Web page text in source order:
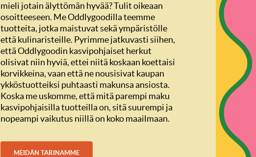
mieli jotain älyttömän hyvää? Tulit oikeaan
osoitteeseen. Me Oddlygoodilla teemme
tuotteita, jotka maistuvat sekä ympäristölle
että kulinaristeille. Pyrimme jatkuvasti siihen,
että Oddlygoodin kasvipohjaiset herkut
olisivat niin hyviä, ettei niitä koskaan koettaisi
korvikkeina, vaan että ne nousisivat kaupan
ykköstuotteiksi puhtaasti makunsa ansiosta.
Koska me uskomme, että mitä parempi maku
kasvipohjaisilla tuotteilla on, sitä suurempi ja
nopeampi vaikutus niillä on koko maailmaan.
MEIDÄN TARINAMME